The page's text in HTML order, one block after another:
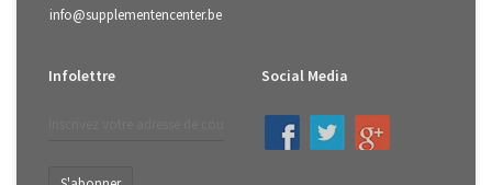
info@supplementencenter.be
Infolettre Social Media